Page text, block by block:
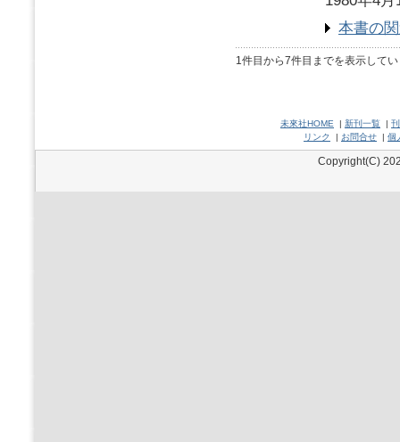
本書の
1件目から7件目までを表示して
未來社HOME | 新刊一覧 |
リンク
| お問合せ | 個
Copyright(C)